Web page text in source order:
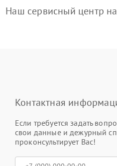
Наш сервисный центр
Контактная
Если требуется задать
свои данные и дежурный
проконсультирует Вас!